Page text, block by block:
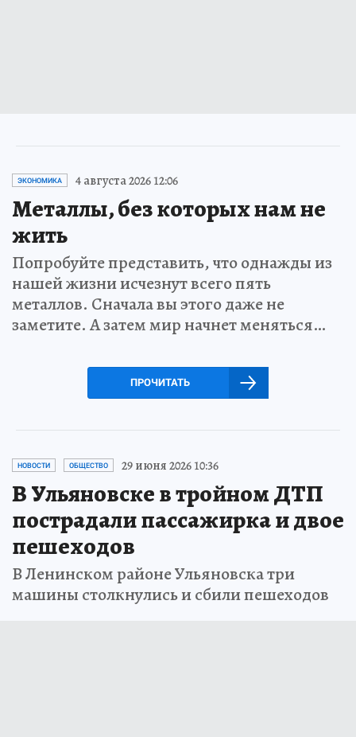
ЭКОНОМИКА 4 августа 2026 12:06
Металлы, без которых нам не
жить
Попробуйте представить, что однажды из
нашей жизни исчезнут всего пять
металлов. Сначала вы этого даже не
заметите. А затем мир начнет меняться…
ПРОЧИТАТЬ
НОВОСТИ ОБЩЕСТВО 29 июня 2026 10:36
В Ульяновске в тройном ДТП
пострадали пассажирка и двое
пешеходов
В Ленинском районе Ульяновска три
машины столкнулись и сбили пешеходов